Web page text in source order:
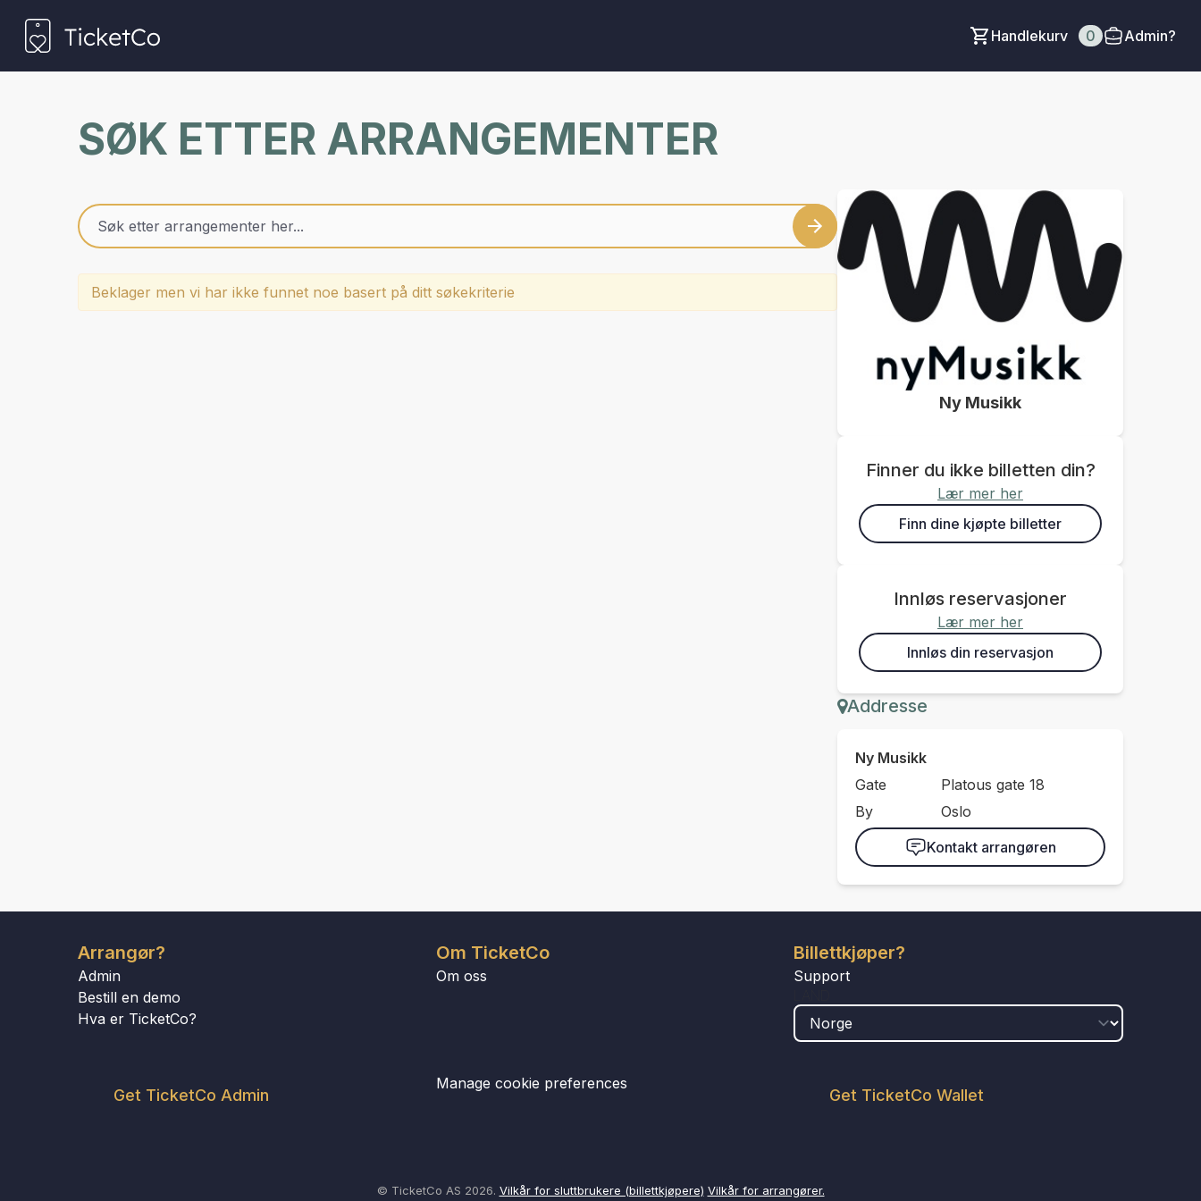
Handlekurv 0 Admin?
SØK ETTER ARRANGEMENTER
Beklager men vi har ikke funnet noe basert på ditt søkekriterie
Ny Musikk
Finner du ikke billetten din?
Lær mer her
Finn dine kjøpte billetter
Innløs reservasjoner
Lær mer her
Innløs din reservasjon
Addresse
Ny Musikk
Gate
Platous gate 18
By
Oslo
Kontakt arrangøren
Arrangør?
Admin
Bestill en demo
Hva er TicketCo?
Get TicketCo Admin
Om TicketCo
Om oss
Manage cookie preferences
Billettkjøper?
Support
Get TicketCo Wallet
© TicketCo AS 2026. Vilkår for sluttbrukere (billettkjøpere) Vilkår for arrangører.